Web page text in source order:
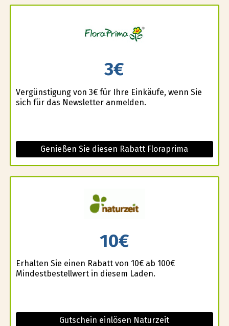
3€
Vergünstigung von 3€ für Ihre Einkäufe, wenn Sie
sich für das Newsletter anmelden.
Genießen Sie diesen Rabatt Floraprima
10€
Erhalten Sie einen Rabatt von 10€ ab 100€
Mindestbestellwert in diesem Laden.
Gutschein einlösen Naturzeit